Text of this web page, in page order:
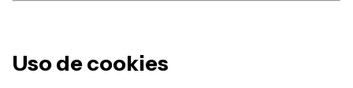
Uso de cookies